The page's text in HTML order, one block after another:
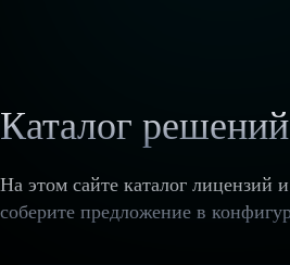
Каталог решений
На этом сайте каталог лицензий
соберите предложение в